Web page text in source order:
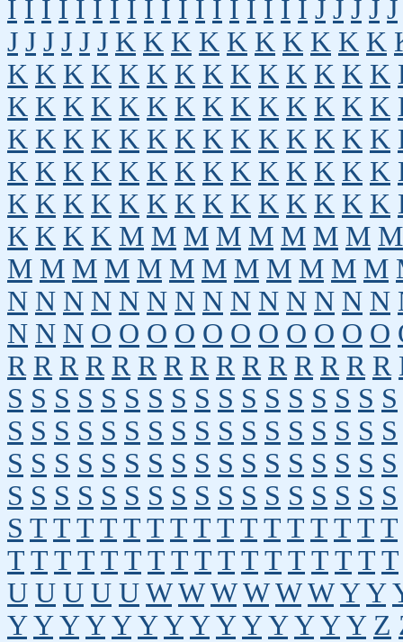
I I I I I I I I I I I I I I I I I I J J J J J
J J J J J J K K K K K K K K K K
K K K K K K K K K K K K K K
K K K K K K K K K K K K K K
K K K K K K K K K K K K K K
K K K K K K K K K K K K K K
K K K K K K K K K K K K K K
K K K K M M M M M M M M M
M M M M M M M M M M M M
N N N N N N N N N N N N N N
N N N O O O O O O O O O O O
R R R R R R R R R R R R R R R
S S S S S S S S S S S S S S S S S
S S S S S S S S S S S S S S S S S
S S S S S S S S S S S S S S S S S
S S S S S S S S S S S S S S S S S
S T T T T T T T T T T T T T T T T
T T T T T T T T T T T T T T T T T
U U U U U W W W W W W Y Y
Y Y Y Y Y Y Y Y Y Y Y Y Y Y Z